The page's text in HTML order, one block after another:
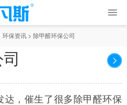
环保资讯 > 除甲醛环保公司
达，催生了很多除甲醛环保